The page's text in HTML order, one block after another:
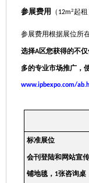
参展费用 （ 12m2 起租
参展费用根据展位所
选择A区您获得的不
多的专业市场推广，
www.ipbexpo.com/
标准展位
会刊登陆和网站宣
铺地毯， 1张咨询桌